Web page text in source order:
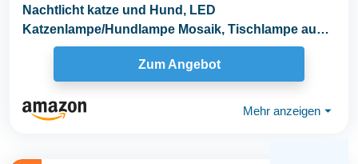
Nachtlicht katze und Hund, LED
Katzenlampe/Hundlampe Mosaik, Tischlampe aus
gebeiztem Harz...
Zum Angebot
Mehr anzeigen ⏷